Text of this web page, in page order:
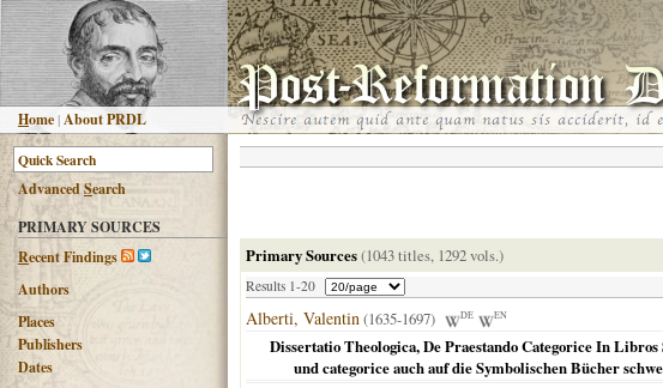
Home |About PRDL
AdvancedSearch
PRIMARY SOURCES
Recent Findings
Authors
Places
Publishers
Dates
Primary Sources(1043 titles, 1292 vols.)
Results 1-20
Alberti, Valentin(1635-1697) DE EN
Dissertatio Theologica, De Praestando Categorice In
und categorice auch auf die Symbolischen Bücher